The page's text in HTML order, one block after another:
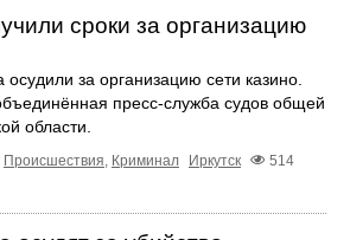
сроки за организацию
осудили за организацию сети казино.
пресс‑служба судов общей
области.
Происшествия, Криминал Иркутск
514